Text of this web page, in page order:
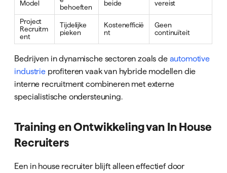
Model
behoeften
beide
vereist
Project
Recruitm
ent
Tijdelijke
pieken
Kostenefficië
nt
Geen
continuïteit
Bedrijven in dynamische sectoren zoals de automotive
industrieprofiteren vaak van hybride modellen die
interne recruitment combineren met externe
specialistische ondersteuning.
Training en Ontwikkeling van In House
Recruiters
Een in house recruiter blijft alleen effectief door